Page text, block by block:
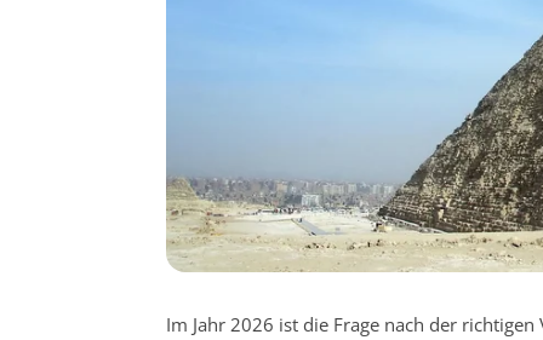
Im Jahr 2026 ist die Frage nach der